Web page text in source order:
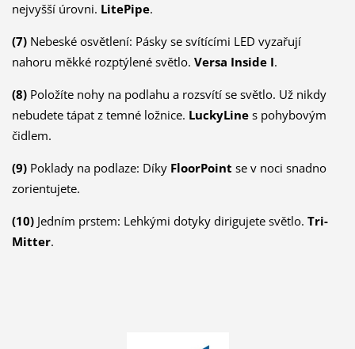
nejvyšší úrovni. LitePipe.
(7) Nebeské osvětlení: Pásky se svítícími LED vyzařují
nahoru měkké rozptýlené světlo. Versa Inside I.
(8) Položíte nohy na podlahu a rozsvítí se světlo. Už nikdy
nebudete tápat z temné ložnice. LuckyLines pohybovým
čidlem.
(9) Poklady na podlaze: Díky FloorPoint se v noci snadno
zorientujete.
(10) Jedním prstem: Lehkými dotyky dirigujete světlo. Tri-
Mitter.